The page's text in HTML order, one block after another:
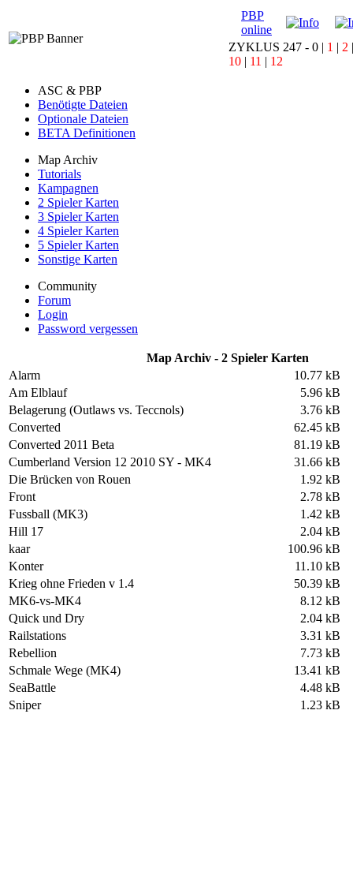
PBP
online
ZYKLUS 247 - 0 | 1 | 2
10 | 11 | 12
ASC & PBP
Benötigte Dateien
Optionale Dateien
BETA Definitionen
Map Archiv
Tutorials
Kampagnen
2 Spieler Karten
3 Spieler Karten
4 Spieler Karten
5 Spieler Karten
Sonstige Karten
Community
Forum
Login
Password vergessen
Map Archiv - 2 Spieler Karten
Alarm
10.77 kB
Am Elblauf
5.96 kB
Belagerung (Outlaws vs. Teccnols)
3.76 kB
Converted
62.45 kB
Converted 2011 Beta
81.19 kB
Cumberland Version 12 2010 SY - MK4
31.66 kB
Die Brücken von Rouen
1.92 kB
Front
2.78 kB
Fussball (MK3)
1.42 kB
Hill 17
2.04 kB
kaar
100.96 kB
Konter
11.10 kB
Krieg ohne Frieden v 1.4
50.39 kB
MK6-vs-MK4
8.12 kB
Quick und Dry
2.04 kB
Railstations
3.31 kB
Rebellion
7.73 kB
Schmale Wege (MK4)
13.41 kB
SeaBattle
4.48 kB
Sniper
1.23 kB